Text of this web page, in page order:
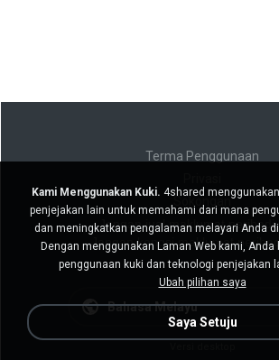
Terma Penggunaan
Jangan jual maklumat peribadi
Jangan kongsi maklumat
Bahasa Melayu
Kami Menggunakan Kuki. 4shared
penjejakan lain untuk memahami dari mana
dan meningkatkan pengalaman melayari Anda
Dengan menggunakan Laman Web kami,
penggunaan kuki dan teknologi penjejakan
Ubah pilihan saya
Saya Setuju